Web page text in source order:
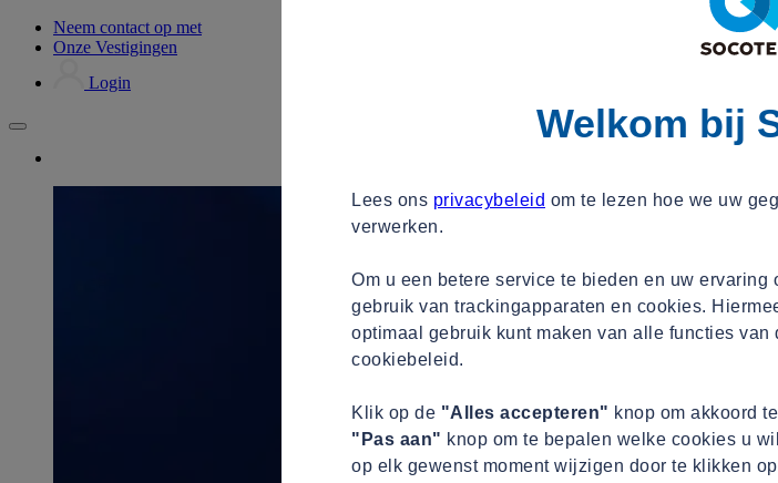
Neem contact op met
Onze Vestigingen
Login
Welkom bij
Lees ons privacybeleid om te lezen hoe we uw
verwerken.
Om u een betere service te bieden en uw
gebruik van trackingapparaten en cookies.
optimaal gebruik kunt maken van alle functies
cookiebeleid.
Klik op de "Alles accepteren" knop om akkoord
"Pas aan" knop om te bepalen welke cookies u
op elk gewenst moment wijzigen door te klikken